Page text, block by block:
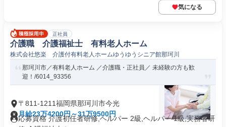
気になる
正社員
介護職 介護福祉士 有料老人ホーム
株式会社悠楽 介護付有料老人ホームゆうゆうシニア館那珂川
那珂川市／有料老人ホーム ／介護職・正社員／ 未経験の方も歓
迎！/6014_93356
〒811-1211福岡県那珂川市今光
月給23万4200円～31万9500円
応募資格 介護初任者研修,ヘルパー 2級,ヘルパー 1級,実務者研